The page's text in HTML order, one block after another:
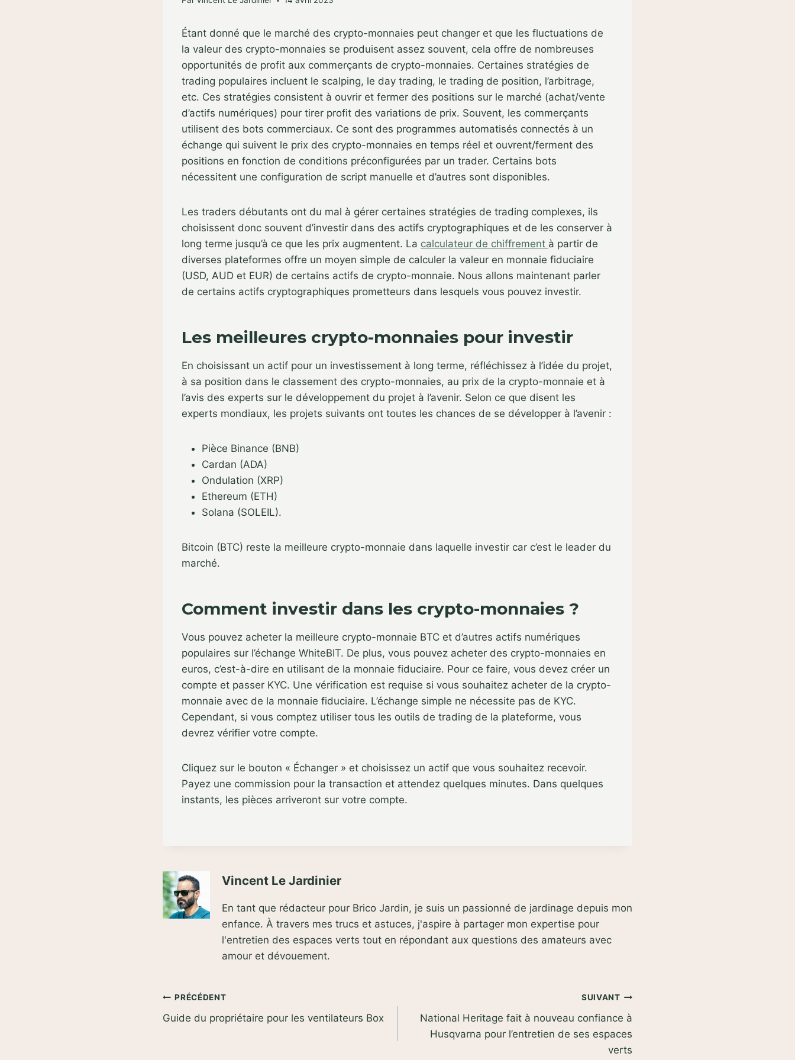
Étant donné que le marché des crypto-monnaies peut changer et que les fluctuations de
la valeur des crypto-monnaies se produisent assez souvent, cela offre de nombreuses
opportunités de profit aux commerçants de crypto-monnaies. Certaines stratégies de
trading populaires incluent le scalping, le day trading, le trading de position, l’arbitrage,
etc. Ces stratégies consistent à ouvrir et fermer des positions sur le marché (achat/vente
d’actifs numériques) pour tirer profit des variations de prix. Souvent, les commerçants
utilisent des bots commerciaux. Ce sont des programmes automatisés connectés à un
échange qui suivent le prix des crypto-monnaies en temps réel et ouvrent/ferment des
positions en fonction de conditions préconfigurées par un trader. Certains bots
nécessitent une configuration de script manuelle et d’autres sont disponibles.
Les traders débutants ont du mal à gérer certaines stratégies de trading complexes, ils
choisissent donc souvent d’investir dans des actifs cryptographiques et de les conserver à
long terme jusqu’à ce que les prix augmentent. La calculateur de chiffrement à partir de
diverses plateformes offre un moyen simple de calculer la valeur en monnaie fiduciaire
(USD, AUD et EUR) de certains actifs de crypto-monnaie. Nous allons maintenant parler
de certains actifs cryptographiques prometteurs dans lesquels vous pouvez investir.
Les meilleures crypto-monnaies pour investir
En choisissant un actif pour un investissement à long terme, réfléchissez à l’idée du projet,
à sa position dans le classement des crypto-monnaies, au prix de la crypto-monnaie et à
l’avis des experts sur le développement du projet à l’avenir. Selon ce que disent les
experts mondiaux, les projets suivants ont toutes les chances de se développer à l’avenir :
Pièce Binance (BNB)
Cardan (ADA)
Ondulation (XRP)
Ethereum (ETH)
Solana (SOLEIL).
Bitcoin (BTC) reste la meilleure crypto-monnaie dans laquelle investir car c’est le leader du
marché.
Comment investir dans les crypto-monnaies ?
Vous pouvez acheter la meilleure crypto-monnaie BTC et d’autres actifs numériques
populaires sur l’échange WhiteBIT. De plus, vous pouvez acheter des crypto-monnaies en
euros, c’est-à-dire en utilisant de la monnaie fiduciaire. Pour ce faire, vous devez créer un
compte et passer KYC. Une vérification est requise si vous souhaitez acheter de la crypto-
monnaie avec de la monnaie fiduciaire. L’échange simple ne nécessite pas de KYC.
Cependant, si vous comptez utiliser tous les outils de trading de la plateforme, vous
devrez vérifier votre compte.
Cliquez sur le bouton « Échanger » et choisissez un actif que vous souhaitez recevoir.
Payez une commission pour la transaction et attendez quelques minutes. Dans quelques
instants, les pièces arriveront sur votre compte.
Vincent Le Jardinier
En tant que rédacteur pour Brico Jardin, je suis un passionné de jardinage depuis mon
enfance. À travers mes trucs et astuces, j'aspire à partager mon expertise pour
l'entretien des espaces verts tout en répondant aux questions des amateurs avec
amour et dévouement.
Navigation
de
PRÉCÉDENT
Guide du propriétaire pour les ventilateurs Box
SUIVANT
National Heritage fait à nouveau confiance à
Husqvarna pour l’entretien de ses espaces
verts